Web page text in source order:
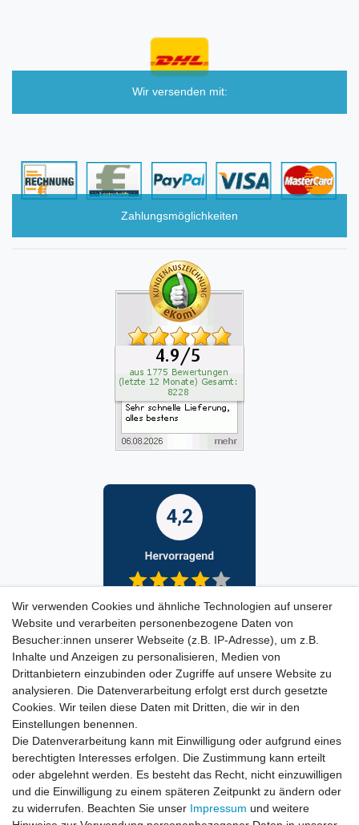
Wir versenden mit:
Zahlungsmöglichkeiten
Wir verwenden Cookies und ähnliche Technologien auf unserer
Website und verarbeiten personenbezogene Daten von
Besucher:innen unserer Webseite (z.B. IP-Adresse), um z.B.
Inhalte und Anzeigen zu personalisieren, Medien von
Drittanbietern einzubinden oder Zugriffe auf unsere Website zu
analysieren. Die Datenverarbeitung erfolgt erst durch gesetzte
Cookies. Wir teilen diese Daten mit Dritten, die wir in den
Einstellungen benennen.
Die Datenverarbeitung kann mit Einwilligung oder aufgrund eines
berechtigten Interesses erfolgen. Die Zustimmung kann erteilt
oder abgelehnt werden. Es besteht das Recht, nicht einzuwilligen
und die Einwilligung zu einem späteren Zeitpunkt zu ändern oder
zu widerrufen. Beachten Sie unser Impressum und weitere